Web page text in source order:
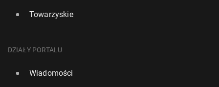
Towarzyskie
DZIAŁY PORTALU
Wiadomości